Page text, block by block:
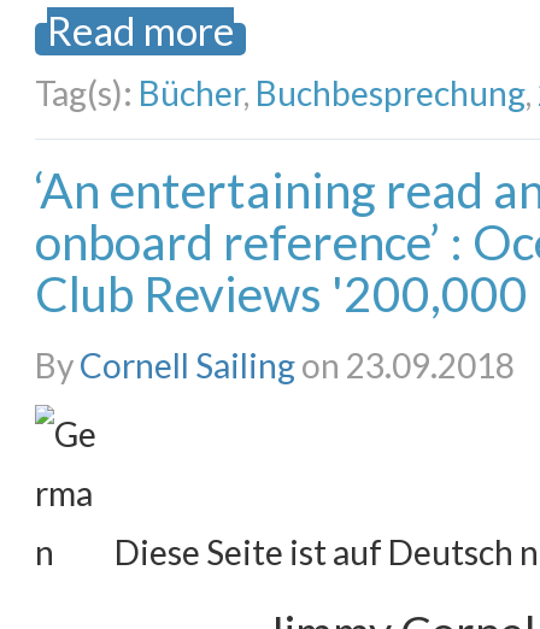
Read more
Tag(s): Bücher, Buchbesprechung,
‘An entertaining read
onboard reference’ :
Club Reviews
ByCornell Sailingon 23.09.2018
Diese Seite ist auf Deutsch